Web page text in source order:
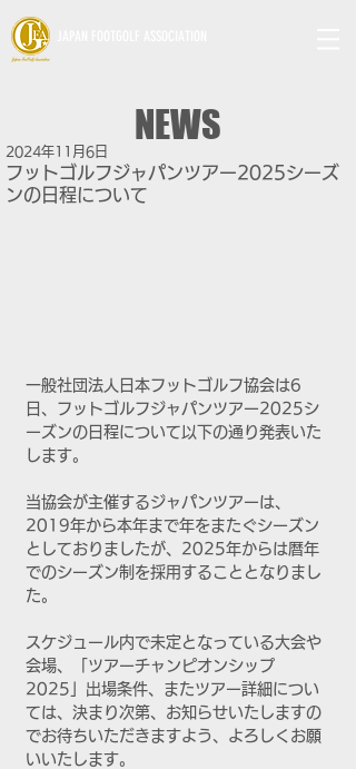
NEWS
フットゴルフジャパンツアー2025シーズ
ンの日程について
2024年11月6日
一般社団法人日本フットゴルフ協会は6
日、フットゴルフジャパンツアー2025シ
ーズンの日程について以下の通り発表いた
します。
当協会が主催するジャパンツアーは、
2019年から本年まで年をまたぐシーズン
としておりましたが、2025年からは暦年
でのシーズン制を採用することとなりまし
た。
スケジュール内で未定となっている大会や
会場、「ツアーチャンピオンシップ
2025」出場条件、またツアー詳細につい
ては、決まり次第、お知らせいたしますの
でお待ちいただきますよう、よろしくお願
いいたします。